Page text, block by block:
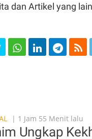
dan Artikel yang
| 1 Jam 55 Menit lalu
Ungkap